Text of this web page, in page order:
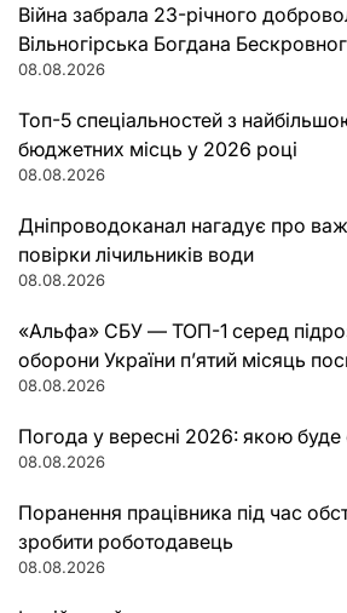
Війна забрала 23-річного
Вільногірська Богдана
08.08.2026
Топ-5 спеціальностей з
бюджетних місць у 2026 році
08.08.2026
Дніпроводоканал нагадує про
повірки лічильників води
08.08.2026
«Альфа» СБУ — ТОП-1 серед
оборони України п’ятий місяць
08.08.2026
Погода у вересні 2026: якою буде
08.08.2026
Поранення працівника під час
зробити роботодавець
08.08.2026